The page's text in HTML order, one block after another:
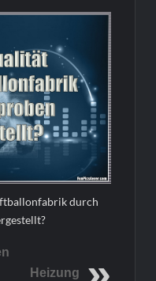
durch
Heizung